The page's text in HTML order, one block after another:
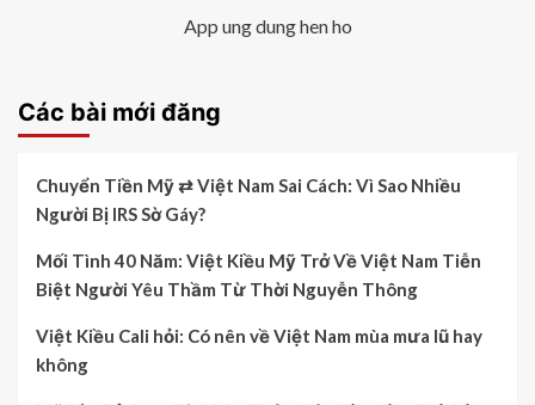
App ung dung hen ho
Các bài mới đăng
Chuyển Tiền Mỹ ⇄ Việt Nam Sai Cách: Vì Sao Nhiều
Người Bị IRS Sờ Gáy?
Mối Tình 40 Năm: Việt Kiều Mỹ Trở Về Việt Nam Tiễn
Biệt Người Yêu Thầm Từ Thời Nguyễn Thông
Việt Kiều Cali hỏi: Có nên về Việt Nam mùa mưa lũ hay
không